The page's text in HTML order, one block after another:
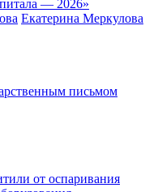
— 2026»
Екатерина Меркулова
письмом
от оспаривания